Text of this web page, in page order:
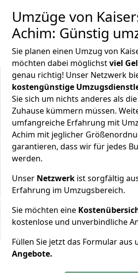
Umzüge von
Achim: Günstig
Sie planen einen Umzug von
möchten dabei möglichstviel
genau richtig! Unser Netzwerk
kostengünstige
Sie sich um nichts anderes als
Zuhause kümmern müssen.
umfangreiche Erfahrung mit
Achim mit jeglicher
garantieren, dass wir für jedes
werden.
Unser Netzwerk ist sorgfältig
Erfahrung im Umzugsbereich.
Sie möchten eine
kostenlose und unverbindliche
Füllen Sie jetzt das Formular aus
Angebote.